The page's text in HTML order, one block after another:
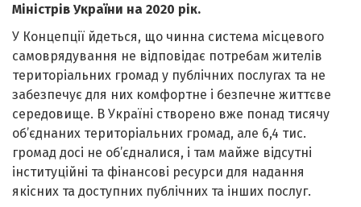
Міністрів України на 2020 рік.
У Концепції йдеться, що чинна система місцевого
самоврядування не відповідає потребам жителів
територіальних громад у публічних послугах та не
забезпечує для них комфортне і безпечне життєве
середовище. В Україні створено вже понад тисячу
об’єднаних територіальних громад, але 6,4 тис.
громад досі не об’єдналися, і там майже відсутні
інституційні та фінансові ресурси для надання
якісних та доступних публічних та інших послуг.